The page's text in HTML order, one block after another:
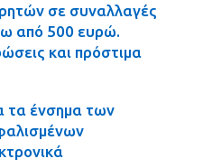
σε συναλλαγές
από 500 ευρώ.
και πρόστιμα
τα ένσημα των